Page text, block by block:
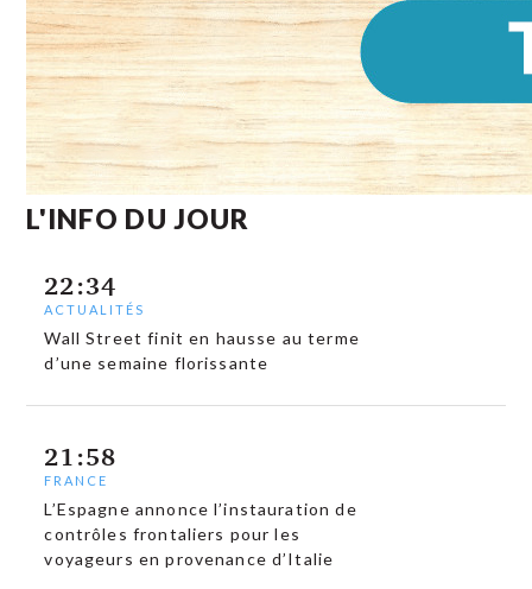
L'INFO DU JOUR
22:34
ACTUALITÉS
Wall Street finit en hausse au terme
d’une semaine florissante
21:58
FRANCE
L’Espagne annonce l’instauration de
contrôles frontaliers pour les
voyageurs en provenance d’Italie